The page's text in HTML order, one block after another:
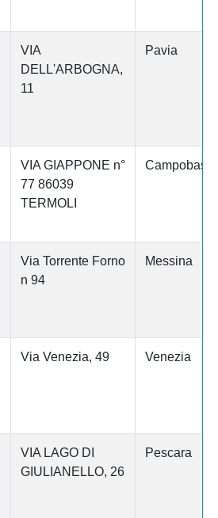
VIA
DELL'ARBOGNA,
11
Pavia
VIA GIAPPONE n°
77 86039
TERMOLI
Via Torrente Forno
n 94
Messina
Via Venezia, 49 Venezia
VIA LAGO DI
GIULIANELLO, 26
Pescara